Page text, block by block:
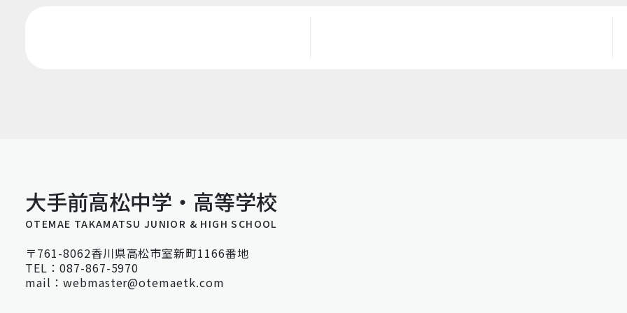
大手前高松中学・高等学校
OTEMAE TAKAMATSU JUNIOR & HIGH SCHOOL
〒761-8062香川県高松市室新町1166番地
TEL：087-867-5970
mail：webmaster@otemaetk.com